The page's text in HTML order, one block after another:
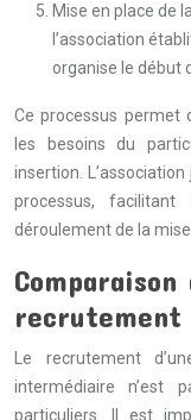
Mise en place de
l’association
organise le début
Ce processus permet
les besoins du
insertion.
processus,
déroulement de la
recrutement
Le recrutement
intermédiaire n’est
particuliers. Il est